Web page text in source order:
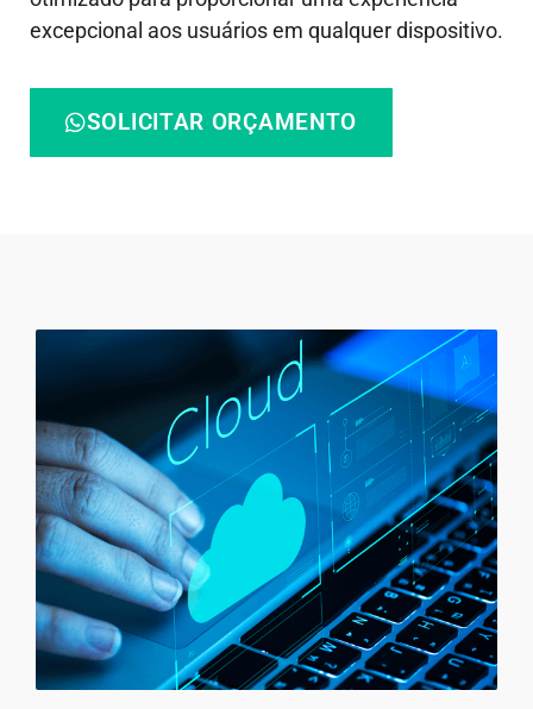
excepcional aos usuários em qualquer dispositivo.
SOLICITAR ORÇAMENTO